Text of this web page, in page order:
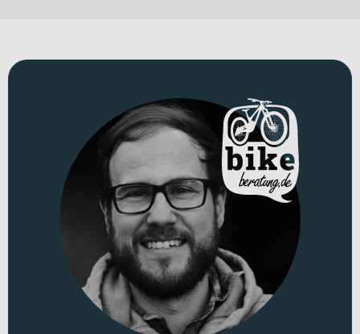
alpinen Strecken souverän unterwegs bist.
Dieses E-Bike ist wie gemacht für Trail-Enthusiasten und
performance-orientierte E-Mountainbiker, die ein vielseitiges Bike
für sportliche Touren und technische Abfahrten suchen. Ob lange
Anstiege mit Motorunterstützung, verwinkelte Singletrails oder
anspruchsvolle Downhill-Passagen – das Rad entfaltet seine
Stärken besonders im Gelände. Als E-Mountainbike mit Laufrädern
in 27,5 und 29 Zoll bietet es Dir die Wahl zwischen
unterschiedlichen Fahreigenschaften je nach Vorliebe. Erhältlich ist
es in „carbon´n´gold“ und „actionteam“, wodurch auch optisch ein
markanter Auftritt garantiert ist.
Technisches Konzept und Systemintegration
Aluminium 6061bildet die stabile Basis für